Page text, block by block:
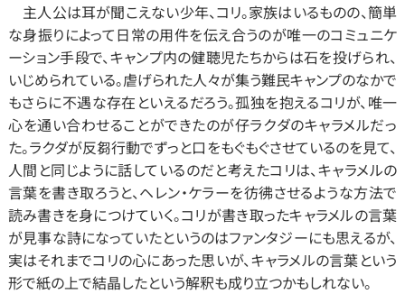
主人公は耳が聞こえない少年、コリ。家族はいるものの、簡単
な身振りによって日常の用件を伝え合うのが唯一のコミュニケ
ーション手段で、キャンプ内の健聴児たちからは石を投げられ、
いじめられている。虐げられた人々が集う難民キャンプのなかで
もさらに不遇な存在といえるだろう。孤独を抱えるコリが、唯一
心を通い合わせることができたのが仔ラクダのキャラメルだっ
た。ラクダが反芻行動でずっと口をもぐもぐさせているのを見て、
人間と同じように話しているのだと考えたコリは、キャラメルの
言葉を書き取ろうと、ヘレン・ケラーを彷彿させるような方法で
読み書きを身につけていく。コリが書き取ったキャラメルの言葉
が見事な詩になっていたというのはファンタジーにも思えるが、
実はそれまでコリの心にあった思いが、キャラメルの言葉という
形で紙の上で結晶したという解釈も成り立つかもしれない。